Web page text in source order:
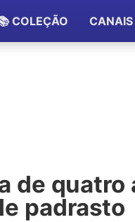
COLEÇÃO CANAIS
de quatro
padrasto